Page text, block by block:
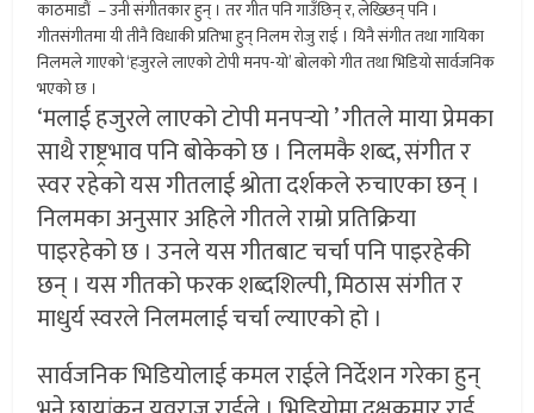
काठमाडौं – उनी संगीतकार हुन् । तर गीत पनि गाउँछिन् र, लेख्छिन् पनि ।
गीतसंगीतमा यी तीनै विधाकी प्रतिभा हुन् निलम रोजु राई । यिनै संगीत तथा गायिका
निलमले गाएको ‘हजुरले लाएको टोपी मनप-यो’ बोलको गीत तथा भिडियो सार्वजनिक
भएको छ ।
‘मलाई हजुरले लाएको टोपी मनपर्‍यो ’ गीतले माया प्रेमका
साथै राष्ट्रभाव पनि बोकेको छ । निलमकै शब्द, संगीत र
स्वर रहेको यस गीतलाई श्रोता दर्शकले रुचाएका छन् ।
निलमका अनुसार अहिले गीतले राम्रो प्रतिक्रिया
पाइरहेको छ । उनले यस गीतबाट चर्चा पनि पाइरहेकी
छन् । यस गीतको फरक शब्दशिल्पी, मिठास संगीत र
माधुर्य स्वरले निलमलाई चर्चा ल्याएको हो ।
सार्वजनिक भिडियोलाई कमल राईले निर्देशन गरेका हुन्